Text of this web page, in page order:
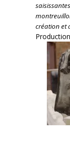
création et